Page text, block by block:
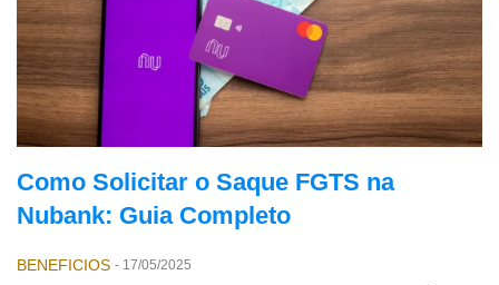
Como Solicitar o Saque FGTS na
Nubank: Guia Completo
BENEFICIOS - 17/05/2025